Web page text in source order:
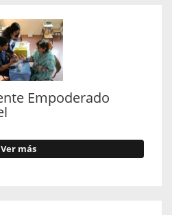
Empoderado
Ver más